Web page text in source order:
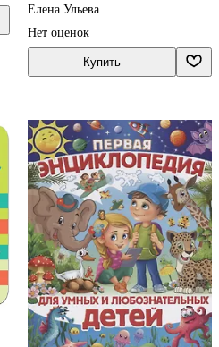
Елена Ульева
Нет оценок
Купить